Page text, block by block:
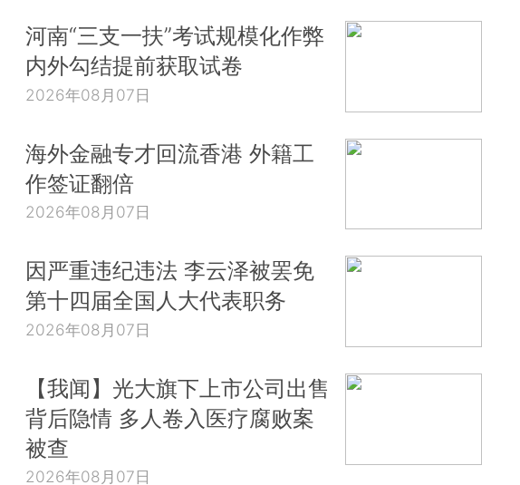
河南“三支一扶”考试规模化作弊
内外勾结提前获取试卷
2026年08月07日
海外金融专才回流香港 外籍工
作签证翻倍
2026年08月07日
因严重违纪违法 李云泽被罢免
第十四届全国人大代表职务
2026年08月07日
【我闻】光大旗下上市公司出售
背后隐情 多人卷入医疗腐败案
被查
2026年08月07日